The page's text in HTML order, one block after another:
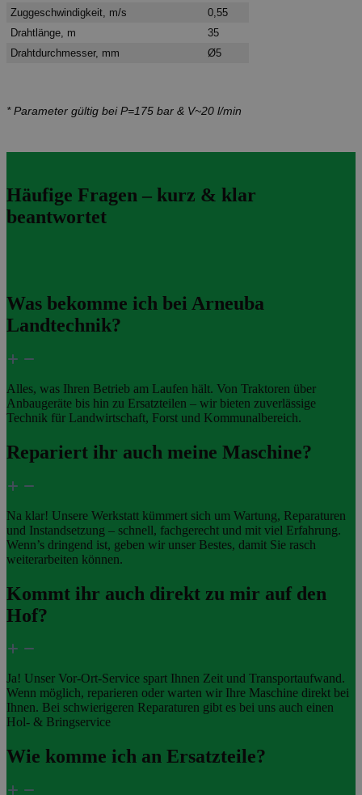
Zuggeschwindigkeit, m/s
0,55
Drahtlänge, m
35
Drahtdurchmesser, mm Ø5
* Parameter gültig bei P=175 bar & V~20 l/min
Häufige Fragen – kurz & klar
beantwortet
Was bekomme ich bei Arneuba
Landtechnik?
Alles, was Ihren Betrieb am Laufen hält. Von Traktoren über
Anbaugeräte bis hin zu Ersatzteilen – wir bieten zuverlässige
Technik für Landwirtschaft, Forst und Kommunalbereich.
Repariert ihr auch meine Maschine?
Na klar! Unsere Werkstatt kümmert sich um Wartung, Reparaturen
und Instandsetzung – schnell, fachgerecht und mit viel Erfahrung.
Wenn’s dringend ist, geben wir unser Bestes, damit Sie rasch
weiterarbeiten können.
Kommt ihr auch direkt zu mir auf den
Hof?
Ja! Unser Vor-Ort-Service spart Ihnen Zeit und Transportaufwand.
Wenn möglich, reparieren oder warten wir Ihre Maschine direkt bei
Ihnen. Bei schwierigeren Reparaturen gibt es bei uns auch einen
Hol- & Bringservice
Wie komme ich an Ersatzteile?